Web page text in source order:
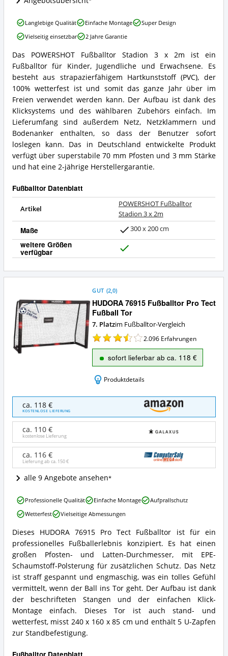
dieses
erhältlich?
POWERSHOT
Fußballtor
Stadion
3
x
2m
Zusammenfassung:
Was
bietet
dieses
Fußballtor?
Das POWERSHOT Fußballtor Stadion 3 x 2m ist ein
Fußballtor für Kinder, Jugendliche und Erwachsene. Es
besteht aus strapazierfähigem Hartkunststoff (PVC), der
100% wetterfest ist und somit das ganze Jahr über im
Freien verwendet werden kann. Der Aufbau ist dank des
Klicksystems und des wählbaren Zubehörs einfach. Im
Lieferumfang sind außerdem Netz, Netzklammern und
Bodenanker enthalten, so dass der Benutzer sofort
loslegen kann. Das in Deutschland entwickelte Produkt
verfügt über superstabile 70 mm Pfosten und 3 mm Stärke
und hat eine 2-jährige Herstellergarantie.
Fußballtor Datenblatt
Artikel
POWERSHOT Fußballtor
Stadion 3 x 2m
Maße 300 x 200 cm
weitere Größen
verfügbar
POWERSHOT
Fußballtor
Stadion
x
2m
Vorteile:
Was
spricht
für
dieses
Fußballtor?
Langlebige Qualität Einfache Montage
Super Design
Vielseitig einsetzbar
2 Jahre Garantie
HUDORA 76915 Fußballtor Pro Tect
Fußball Tor
GUT (2,0)
7. Platzim Fußballtor-Vergleich
2.096 Erfahrungen
sofort lieferbar ab ca. 118 €
Produktdetails
HUDORA
76915
Fußballtor
Pro
Tect
Fußball
Angebote:
Wo
ist
Fußballtor
erhältlich?
ca. 118 €
KOSTENLOSE LIEFERUNG
ca. 110 €
kostenlose Lieferung
ca. 116 €
Lieferung ab ca. 150 €
alle 9 Angebote ansehen
HUDORA
76915
Fußballtor
Pro
Tect
Fußball
Tor
Zusammenfassung:
Was
bietet
dieses
Fußballtor?
Dieses HUDORA 76915 Pro Tect Fußballtor ist für ein
professionelles Fußballerlebnis konzipiert. Es hat einen
großen Pfosten- und Latten-Durchmesser, mit EPE-
Schaumstoff-Polsterung für zusätzlichen Schutz. Das Netz
ist straff gespannt und engmaschig, was ein tolles Gefühl
vermittelt, wenn der Ball ins Tor geht. Der Aufbau ist dank
der beschrifteten Stangen und der einfachen Klick-
Montage einfach. Dieses Tor ist auch stand- und
wetterfest, misst 240 x 160 x 85 cm und enthält 5 U-Zapfen
zur Standbefestigung.
HUDORA
76915
Fußballtor
Tect
Fußball
Tor
Vorteile:
Was
spricht
für
dieses
Fußballtor?
Professionelle Qualität Einfache Montage
Aufprallschutz
Wetterfest
Vielseitige Abmessungen